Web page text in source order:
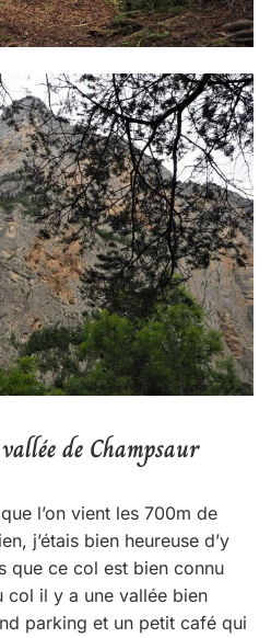
de Champsaur
l’on vient les 700m de
j’étais bien heureuse d’y
que ce col est bien connu
col il y a une vallée bien
parking et un petit café qui